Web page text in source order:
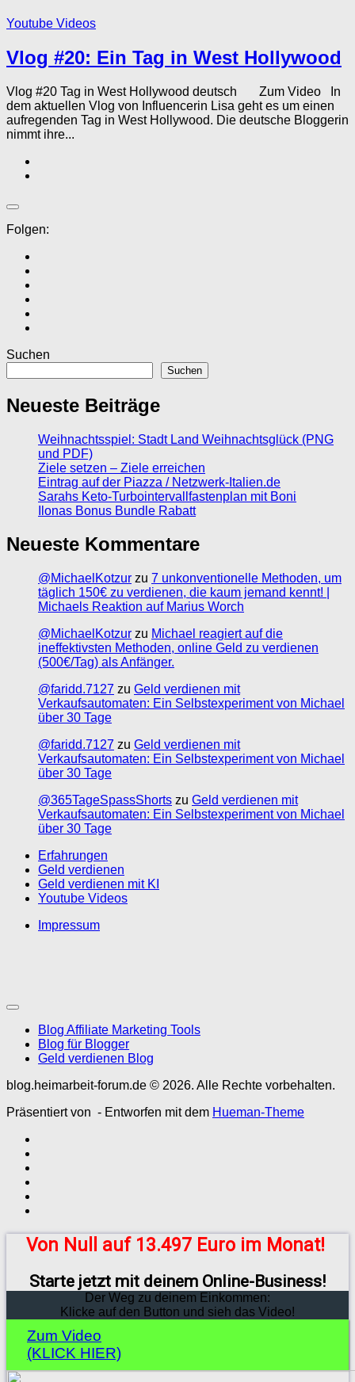
Youtube Videos
Vlog #20: Ein Tag in West Hollywood
Vlog #20 Tag in West Hollywood deutsch Zum Video In
dem aktuellen Vlog von Influencerin Lisa geht es um einen
aufregenden Tag in West Hollywood. Die deutsche Bloggerin
nimmt ihre...
Folgen:
Suchen
Suchen
Neueste Beiträge
Weihnachtsspiel: Stadt Land Weihnachtsglück (PNG
und PDF)
Ziele setzen – Ziele erreichen
Eintrag auf der Piazza / Netzwerk-Italien.de
Sarahs Keto-Turbointervallfastenplan mit Boni
Ilonas Bonus Bundle Rabatt
Neueste Kommentare
@MichaelKotzur zu 7 unkonventionelle Methoden, um
täglich 150€ zu verdienen, die kaum jemand kennt! |
Michaels Reaktion auf Marius Worch
@MichaelKotzur zu Michael reagiert auf die
ineffektivsten Methoden, online Geld zu verdienen
(500€/Tag) als Anfänger.
@faridd.7127 zu Geld verdienen mit
Verkaufsautomaten: Ein Selbstexperiment von Michael
über 30 Tage
@faridd.7127 zu Geld verdienen mit
Verkaufsautomaten: Ein Selbstexperiment von Michael
über 30 Tage
@365TageSpassShorts zu Geld verdienen mit
Verkaufsautomaten: Ein Selbstexperiment von Michael
über 30 Tage
Erfahrungen
Geld verdienen
Geld verdienen mit KI
Youtube Videos
Impressum
Blog Affiliate Marketing Tools
Blog für Blogger
Geld verdienen Blog
blog.heimarbeit-forum.de © 2026. Alle Rechte vorbehalten.
Präsentiert von - Entworfen mit dem Hueman-Theme
Von Null auf 13.497 Euro im Monat!
Starte jetzt mit deinem Online-Business!
Der Weg zu deinem Einkommen:
Klicke auf den Button und sieh das Video!
Zum Video
(KLICK HIER)